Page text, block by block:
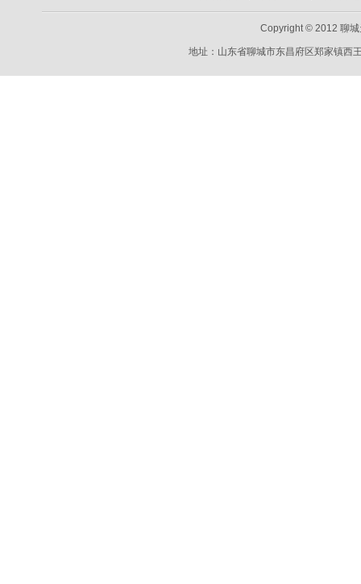
Copyright © 2012 聊
地址：山东省聊城市东昌府区郑家镇